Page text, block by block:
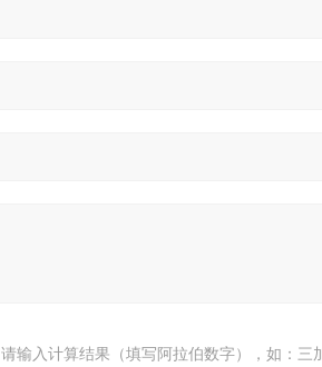
请输入计算结果（填写阿拉伯数字），如：三